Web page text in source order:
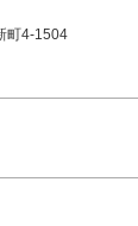
町4-1504